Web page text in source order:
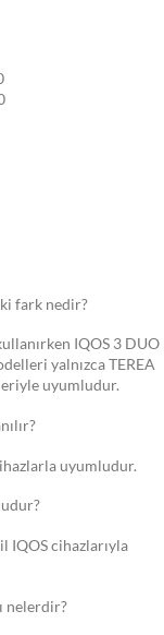
fark nedir?
IQOS 3 DUO
yalnızca TEREA
uyumludur.
uyumludur.
IQOS cihazlarıyla
nelerdir?